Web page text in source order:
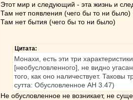
Этот мир и следующий - эта жизнь и
Там нет появления (чего бы то ни было)
Там нет бытия (чего бы то ни было)
Цитата:
Монахи, есть эти три
[необусловленного], не видно
того, как оно наличествует.
сутта: Обусловленное АН 3.47)
Не обусловленное не возникает, не